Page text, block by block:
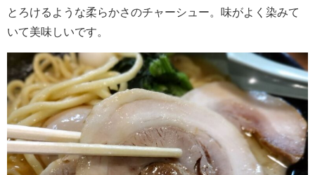
とろけるような柔らかさのチャーシュー。味がよく染みて
いて美味しいです。